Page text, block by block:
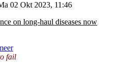
02 Okt 2023, 11:46
on long-haul diseases now
fail